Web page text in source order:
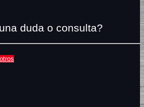
duda o consulta?